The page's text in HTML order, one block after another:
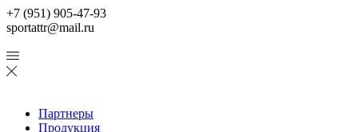
+7 (951) 905-47-93
sportattr@mail.ru
Партнеры
Продукция